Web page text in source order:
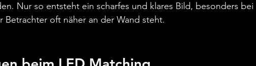
Nur so entsteht ein scharfes und klares Bild, besonders bei
Betrachter oft näher an der Wand steht.